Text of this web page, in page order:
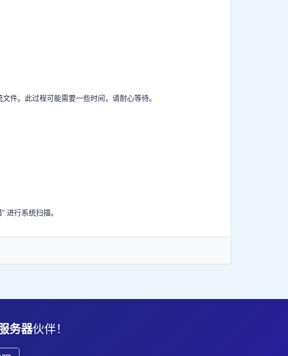
件。此过程可能需要一些时间，请耐心等待。
进行系统扫描。
务器伙伴！